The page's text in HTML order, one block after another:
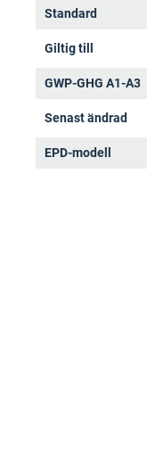
Standard
Giltig till
GWP-GHG A1-A3
Senast ändrad
EPD-modell